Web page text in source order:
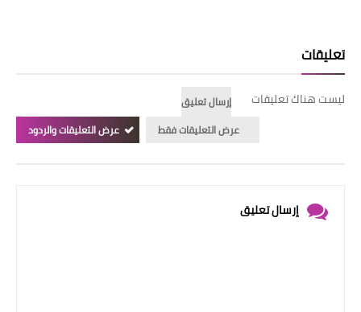
تعليقات
ليست هناك تعليقات
إرسال تعليق
عرض التعليقات فقط
عرض التعليقات والردود
إرسال تعليق